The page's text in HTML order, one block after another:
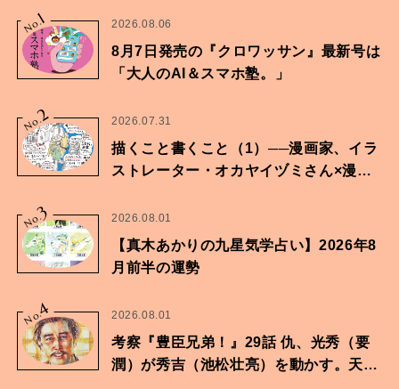
No.
1 2026.08.06
8月7日発売の『クロワッサン』最新号は
「大人のAI＆スマホ塾。」
No.2 2026.07.31
描くこと書くこと（1）──漫画家、イラ
ストレーター・オカヤイヅミさん×漫画
No.
3 2026.08.01
【真木あかりの九星気学占い】2026年8
月前半の運勢
No.
4 2026.08.01
考察『豊臣兄弟！』29話 仇、光秀（要
潤）が秀吉（池松壮亮）を動かす。天下